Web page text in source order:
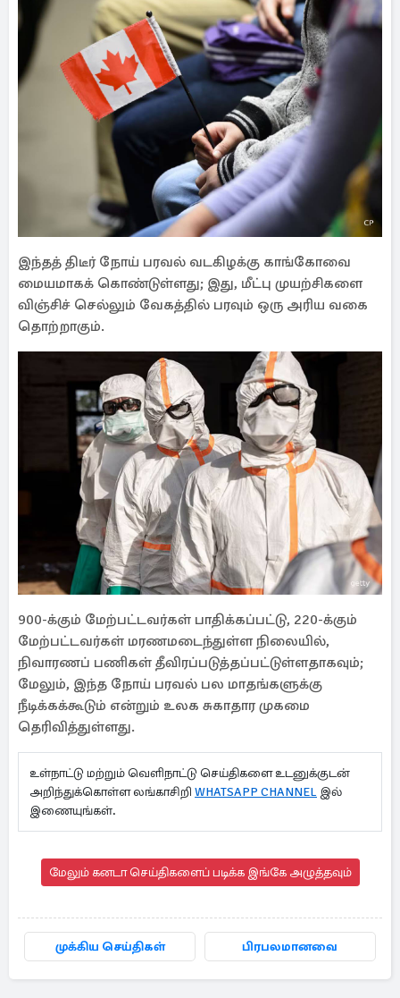
இந்தத் திடீர் நோய் பரவல் வடகிழக்கு காங்கோவை
மையமாகக் கொண்டுள்ளது; இது, மீட்பு முயற்சிகளை
விஞ்சிச் செல்லும் வேகத்தில் பரவும் ஒரு அரிய வகை
தொற்றாகும்.
900-க்கும் மேற்பட்டவர்கள் பாதிக்கப்பட்டு, 220-க்கும்
மேற்பட்டவர்கள் மரணமடைந்துள்ள நிலையில்,
நிவாரணப் பணிகள் தீவிரப்படுத்தப்பட்டுள்ளதாகவும்;
மேலும், இந்த நோய் பரவல் பல மாதங்களுக்கு
நீடிக்கக்கூடும் என்றும் உலக சுகாதார முகமை
தெரிவித்துள்ளது.
உள்நாட்டு மற்றும் வெளிநாட்டு செய்திகளை உடனுக்குடன்
அறிந்துக்கொள்ள லங்காசிறி WHATSAPP CHANNEL இல்
இணையுங்கள்.
மேலும் கனடா செய்திகளைப் படிக்க இங்கே அழுத்தவும்
முக்கிய செய்திகள் பிரபலமானவை